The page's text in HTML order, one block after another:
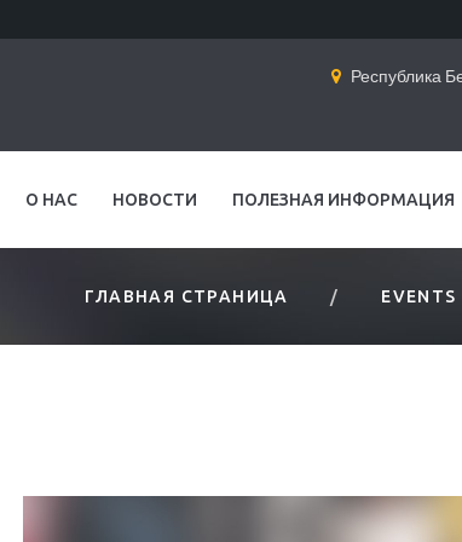
Республика
О НАС НОВОСТИ ПОЛЕЗНАЯ ИНФОРМАЦИЯ
ГЛАВНАЯ СТРАНИЦА EVENTS